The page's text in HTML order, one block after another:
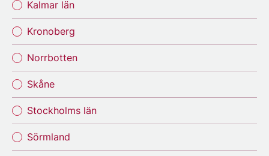
Kalmar län
Kronoberg
Norrbotten
Skåne
Stockholms län
Sörmland